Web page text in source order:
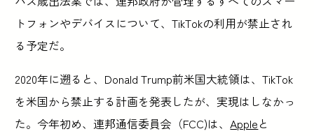
トフォンやデバイスについて、TikTokの利用が禁止され
る予定だ。
2020年に遡ると、Donald Trump前米国大統領は、TikTok
を米国から禁止する計画を発表したが、実現はしなかっ
た。今年初め、連邦通信委員会（FCC)は、Appleと